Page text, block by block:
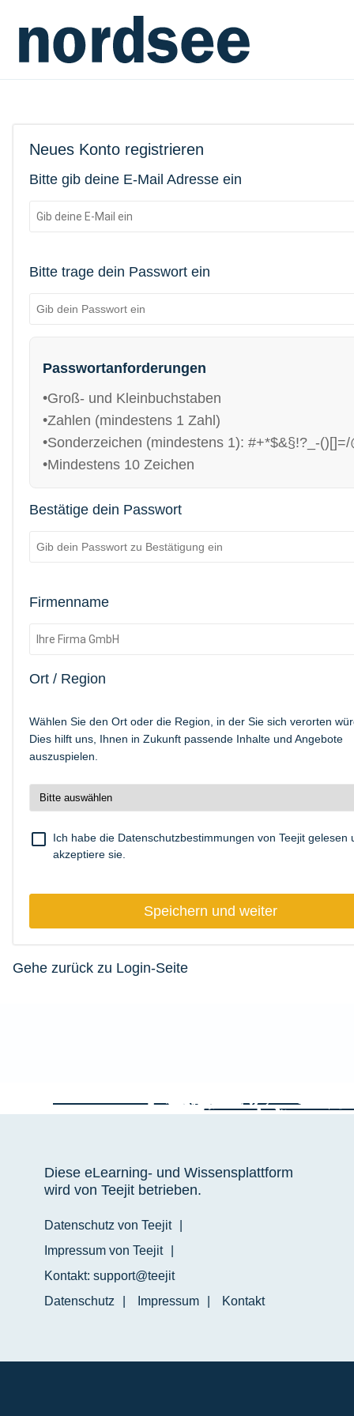
Neues Konto registrieren
Bitte gib deine E-Mail Adresse ein
Bitte trage dein Passwort ein
Passwortanforderungen
Groß- und Kleinbuchstaben
Zahlen (mindestens 1 Zahl)
Sonderzeichen (mindestens 1): #+*$&§!?_-()[]=/
Mindestens 10 Zeichen
Bestätige dein Passwort
Firmenname
Ort / Region
Wählen Sie den Ort oder die Region, in der Sie sich verorten
Dies hilft uns, Ihnen in Zukunft passende Inhalte und Angebote
auszuspielen.
check_box_outline_blank Ich habe die Datenschutzbestimmungen von Teejit gelesen
akzeptiere sie.
Speichern und weiter
Gehe zurück zu Login-Seite
Diese eLearning- und Wissensplattform
wird von Teejit betrieben.
Datenschutz von Teejit
Impressum von Teejit
Kontakt: support@teejit
Datenschutz
Impressum Kontakt